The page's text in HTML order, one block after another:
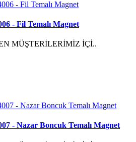
- Fil Temalı Magnet
MÜŞTERİLERİMİZ İÇİ..
- Nazar Boncuk Temalı Magnet